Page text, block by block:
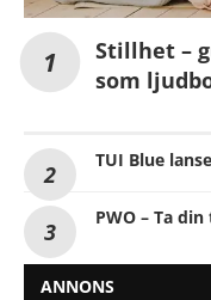
Stillhet –
som
TUI Blue
PWO – Ta
ANNONS